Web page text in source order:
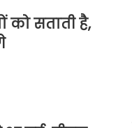
को सताती है,